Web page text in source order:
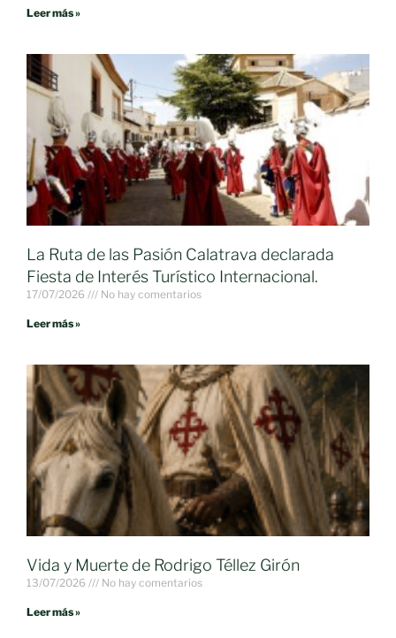
Leer más »
La Ruta de las Pasión Calatrava declarada
Fiesta de Interés Turístico Internacional.
17/07/2026 No hay comentarios
Leer más »
Vida y Muerte de Rodrigo Téllez Girón
13/07/2026 No hay comentarios
Leer más »